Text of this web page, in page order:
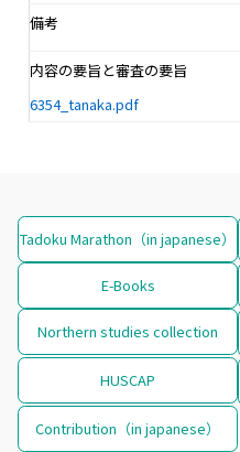
備考
内容の要旨と審査の要旨
6354_tanaka.pdf
Tadoku Marathon（in japanese）
E-Books
Northern studies collection
HUSCAP
Contribution（in japanese）